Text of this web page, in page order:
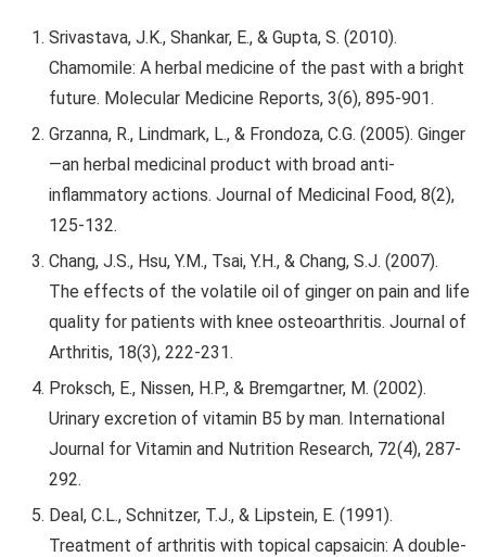
Srivastava, J.K., Shankar, E., & Gupta, S. (2010).
Chamomile: A herbal medicine of the past with a bright
future. Molecular Medicine Reports, 3(6), 895-901.
Grzanna, R., Lindmark, L., & Frondoza, C.G. (2005). Ginger
—an herbal medicinal product with broad anti-
inflammatory actions. Journal of Medicinal Food, 8(2),
125-132.
Chang, J.S., Hsu, Y.M., Tsai, Y.H., & Chang, S.J. (2007).
The effects of the volatile oil of ginger on pain and life
quality for patients with knee osteoarthritis. Journal of
Arthritis, 18(3), 222-231.
Proksch, E., Nissen, H.P., & Bremgartner, M. (2002).
Urinary excretion of vitamin B5 by man. International
Journal for Vitamin and Nutrition Research, 72(4), 287-
292.
Deal, C.L., Schnitzer, T.J., & Lipstein, E. (1991).
Treatment of arthritis with topical capsaicin: A double-